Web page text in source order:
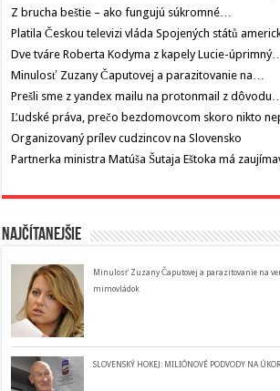
Z brucha beštie – ako fungujú súkromné…
Platila Českou televizi vláda Spojených států
Dve tváre Roberta Kodyma z kapely Lucie-úprimný…
Minulosť Zuzany Čaputovej a parazitovanie na…
Prešli sme z yandex mailu na protonmail z dôvodu…
Ľudské práva, prečo bezdomovcom skoro nikto
Organizovaný prílev cudzincov na Slovensko
Partnerka ministra Matúša Šutaja Eštoka má
Najčítanejšie
Minulosť Zuzany Čaputovej a parazitovanie na
mimovládok
SLOVENSKÝ HOKEJ: MILIÓNOVÉ PODVODY NA